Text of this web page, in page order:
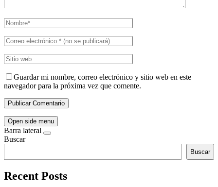
Guardar mi nombre, correo electrónico y sitio web en este
navegador para la próxima vez que comente.
Open side menu
Barra lateral
Buscar
Buscar
Recent Posts